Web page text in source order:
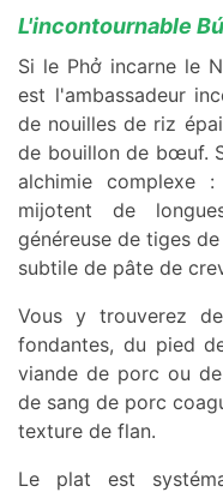
L'incontournable
Si le Phở incarne le
est l'ambassadeur
de nouilles de riz
de bouillon de bœuf.
alchimie
mijotent de
généreuse de tiges
subtile de pâte de
Vous y trouverez
fondantes, du pied
viande de porc ou
de sang de porc
texture de flan.
Le plat est